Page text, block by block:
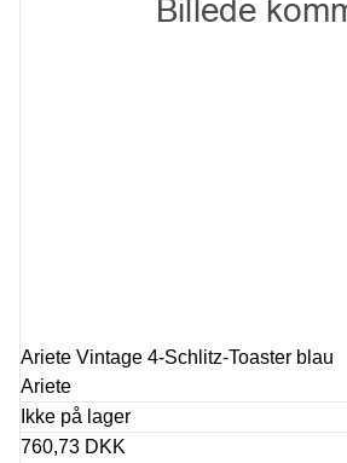
Ariete Vintage 4-Schlitz-Toaster blau
Ariete
Ikke på lager
760,73 DKK